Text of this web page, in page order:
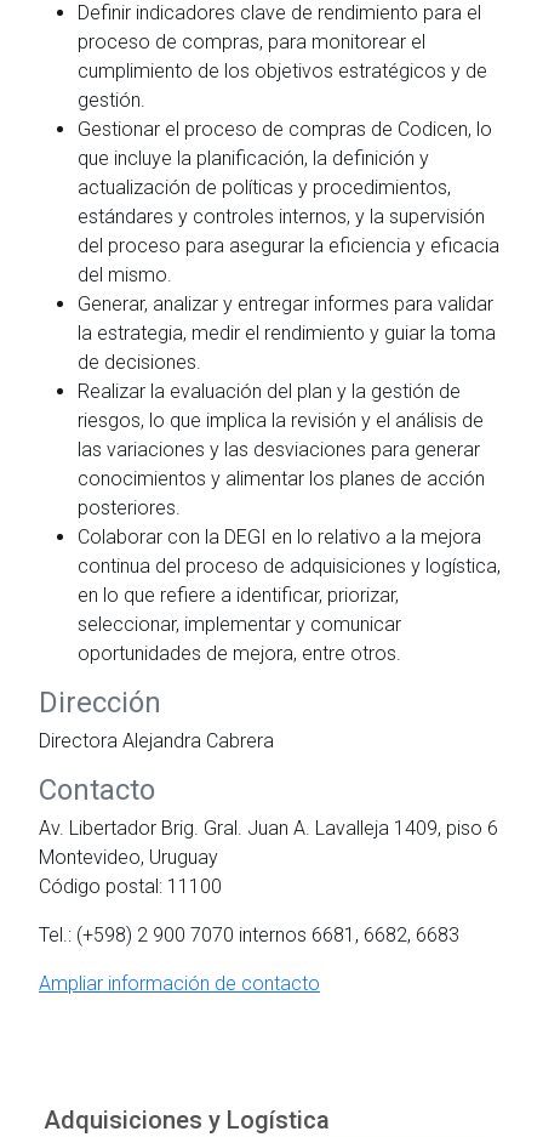
Definir indicadores clave de rendimiento para el
proceso de compras, para monitorear el
cumplimiento de los objetivos estratégicos y de
gestión.
Gestionar el proceso de compras de Codicen, lo
que incluye la planificación, la definición y
actualización de políticas y procedimientos,
estándares y controles internos, y la supervisión
del proceso para asegurar la eficiencia y eficacia
del mismo.
Generar, analizar y entregar informes para validar
la estrategia, medir el rendimiento y guiar la toma
de decisiones.
Realizar la evaluación del plan y la gestión de
riesgos, lo que implica la revisión y el análisis de
las variaciones y las desviaciones para generar
conocimientos y alimentar los planes de acción
posteriores.
Colaborar con la DEGI en lo relativo a la mejora
continua del proceso de adquisiciones y logística,
en lo que refiere a identificar, priorizar,
seleccionar, implementar y comunicar
oportunidades de mejora, entre otros.
Dirección
Directora Alejandra Cabrera
Contacto
Av. Libertador Brig. Gral. Juan A. Lavalleja 1409, piso 6
Montevideo, Uruguay
Código postal: 11100
Tel.: (+598) 2 900 7070 internos 6681, 6682, 6683
Ampliar información de contacto
Adquisiciones y Logística